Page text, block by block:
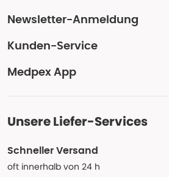
Newsletter-Anmeldung
Kunden-Service
Medpex App
Unsere Liefer-Services
Schneller Versand
oft innerhalb von 24 h